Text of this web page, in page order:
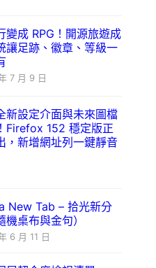
變成 RPG！開源旅遊成
讓足跡、徽章、等級一
7 月 9 日
新設定介面與未來圖檔
Firefox 152 穩定版正
，新增網址列一鍵靜音
New Tab – 拾光新分
機桌布與金句）
6 月 11 日